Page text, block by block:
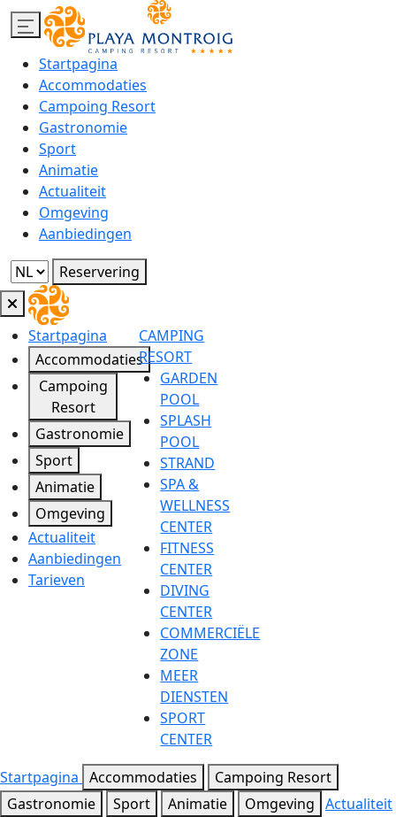
Startpagina
Accommodaties
Campoing Resort
Gastronomie
Sport
Animatie
Actualiteit
Omgeving
Aanbiedingen
Reservering
Startpagina
Accommodaties
Campoing
Resort
Gastronomie
Sport
Animatie
Omgeving
Actualiteit
Aanbiedingen
Tarieven
CAMPING
RESORT
GARDEN
POOL
SPLASH
POOL
STRAND
SPA &
WELLNESS
CENTER
FITNESS
CENTER
DIVING
CENTER
COMMERCIËLE
ZONE
MEER
DIENSTEN
SPORT
CENTER
Startpagina Accommodaties
Campoing Resort
Gastronomie
Sport Animatie Omgeving Actualiteit